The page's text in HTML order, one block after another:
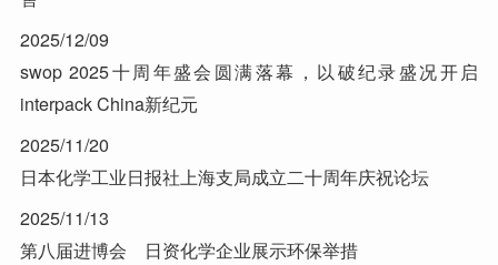
2025/12/09
swop 2025十周年盛会圆满落幕，以破纪录盛况开启
interpack China新纪元
2025/11/20
日本化学工业日报社上海支局成立二十周年庆祝论坛
2025/11/13
第八届进博会 日资化学企业展示环保举措